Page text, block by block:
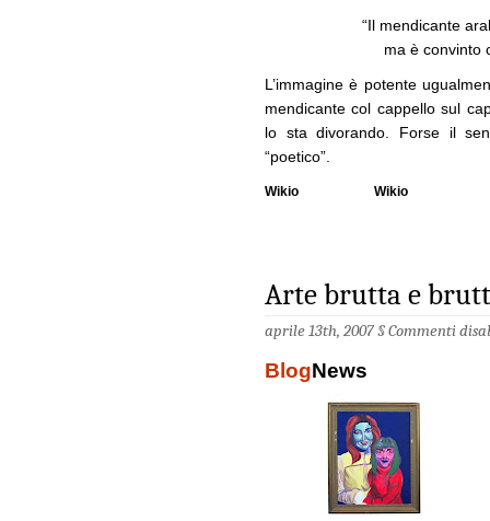
“Il mendicante
ma è convinto
L’immagine è potente
mendicante col cappello sul
lo sta divorando. Forse il
“poetico”.
Wikio Wikio
Arte brutta e
aprile 13th, 2007 §Commenti
BlogNews